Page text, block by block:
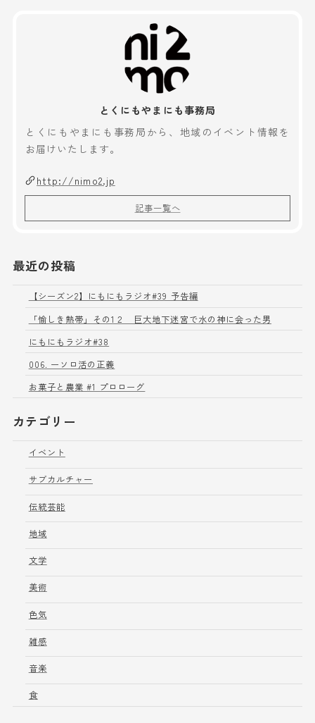
とくにもやまにも事務局
とくにもやまにも事務局から、地域のイベント情報を
お届けいたします。
http://nimo2.jp
記事一覧へ
最近の投稿
【シーズン2】にもにもラジオ#39 予告編
「愉しき熱帯」その1２ 巨大地下迷宮で水の神に会った男
にもにもラジオ#38
006. ーソロ活の正義
お菓子と農業 #1 プロローグ
カテゴリー
イベント
サブカルチャー
伝統芸能
地域
文学
美術
色気
雑感
音楽
食